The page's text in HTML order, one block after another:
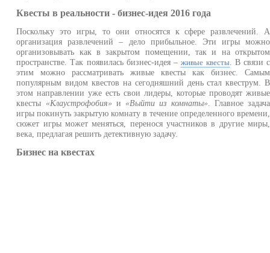
Квесты в реальности - бизнес-идея 2016 года
Поскольку это игры, то они относятся к сфере развлечений. А
организация развлечений – дело прибыльное. Эти игры можно
организовывать как в закрытом помещении, так и на открытом
пространстве. Так появилась бизнес-идея –живые квесты. В связи с
этим можно рассматривать живые квесты как бизнес. Самым
популярным видом квестов на сегодняшний день стал квеструм. В
этом направлении уже есть свои лидеры, которые проводят живые
квесты «Клаустрофобия» и «Выйти из комнаты» . Главное задача
игры покинуть закрытую комнату в течение определенного времени,
сюжет игры может меняться, перенося участников в другие миры,
века, предлагая решить детективную задачу.
Бизнес на квестах